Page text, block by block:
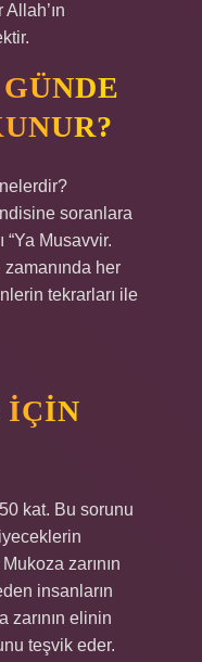
soranlara
“Ya Musavvir.
her
tekrarları ile
IÇIN
kat. Bu sorunu
zarının
insanların
zarının elinin
teşvik eder.